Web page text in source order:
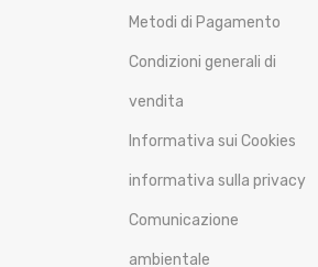
Metodi di Pagamento
Condizioni generali di
vendita
Informativa sui Cookies
informativa sulla privacy
Comunicazione
ambientale